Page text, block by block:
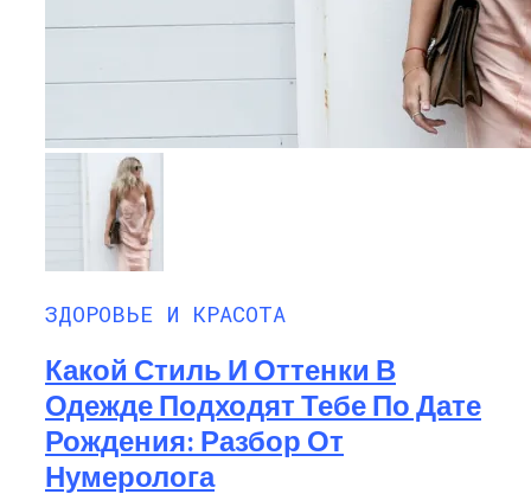
ЗДОРОВЬЕ И КРАСОТА
Какой Стиль И Оттенки В
Одежде Подходят Тебе По Дате
Рождения: Разбор От
Нумеролога